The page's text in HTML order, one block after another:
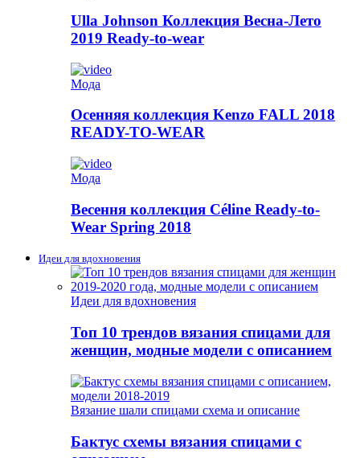
Ulla Johnson Коллекция Весна-Лето
2019 Ready-to-wear
Мода
Осенняя коллекция Kenzo FALL 2018
READY-TO-WEAR
Мода
Весення коллекция Céline Ready-to-
Wear Spring 2018
Идеи для вдохновения
Идеи для вдохновения
Топ 10 трендов вязания спицами для
женщин, модные модели с описанием
Вязание шали спицами схема и описание
Бактус схемы вязания спицами с